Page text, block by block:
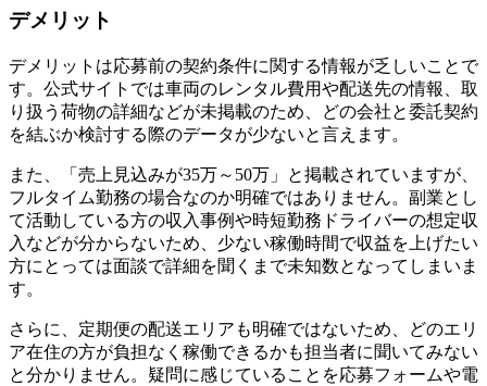
デメリット
デメリットは応募前の契約条件に関する情報が乏しいことで
す。公式サイトでは車両のレンタル費用や配送先の情報、取
り扱う荷物の詳細などが未掲載のため、どの会社と委託契約
を結ぶか検討する際のデータが少ないと言えます。
また、「売上見込みが35万～50万」と掲載されていますが、
フルタイム勤務の場合なのか明確ではありません。副業とし
て活動している方の収入事例や時短勤務ドライバーの想定収
入などが分からないため、少ない稼働時間で収益を上げたい
方にとっては面談で詳細を聞くまで未知数となってしまいま
す。
さらに、定期便の配送エリアも明確ではないため、どのエリ
ア在住の方が負担なく稼働できるかも担当者に聞いてみない
と分かりません。疑問に感じていることを応募フォームや電